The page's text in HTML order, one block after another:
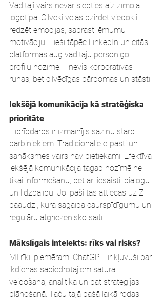
Vadītāji vairs nevar slēpties aiz zīmola
logotipa. Cilvēki vēlas dzirdēt viedokli,
redzēt emocijas, saprast lēmumu
motivāciju. Tieši tāpēc LinkedIn un citās
platformās aug vadītāju personīgo
profilu nozīme – nevis korporatīvās
runas, bet cilvēcīgas pārdomas un stāsti.
Iekšējā komunikācija kā stratēģiska
prioritāte
Hibrīddarbs ir izmainījis saziņu starp
darbiniekiem. Tradicionālie e-pasti un
sanāksmes vairs nav pietiekami. Efektīva
iekšējā komunikācija tagad nozīmē ne
tikai informēšanu, bet arī iesaisti, dialogu
un līdzdalību. Jo īpaši tas attiecas uz Z
paaudzi, kura sagaida caurspīdīgumu un
regulāru atgriezenisko saiti.
Mākslīgais intelekts: rīks vai risks?
MI rīki, piemēram, ChatGPT, ir kļuvuši par
ikdienas sabiedrotajiem satura
veidošanā, analītikā un pat stratēģijas
plānošanā. Taču tajā pašā laikā rodas